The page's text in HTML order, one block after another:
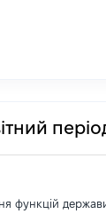
функцій